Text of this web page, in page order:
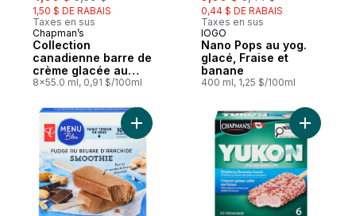
1,50 $ DE RABAIS
Taxes en sus
Préparé au Canada
Chapman’s
Collection
canadienne barre de
crème glacée au
caramel et chocolat
8x55.0 ml, 0,91 $/100ml
0,44 $ DE RABAIS
Taxes en sus
Préparé au Canada
IÖGO
Nano Pops au yog.
glacé, Fraise et
banane
400 ml, 1,25 $/100ml
Ajouter Barres glacées au smoothie au